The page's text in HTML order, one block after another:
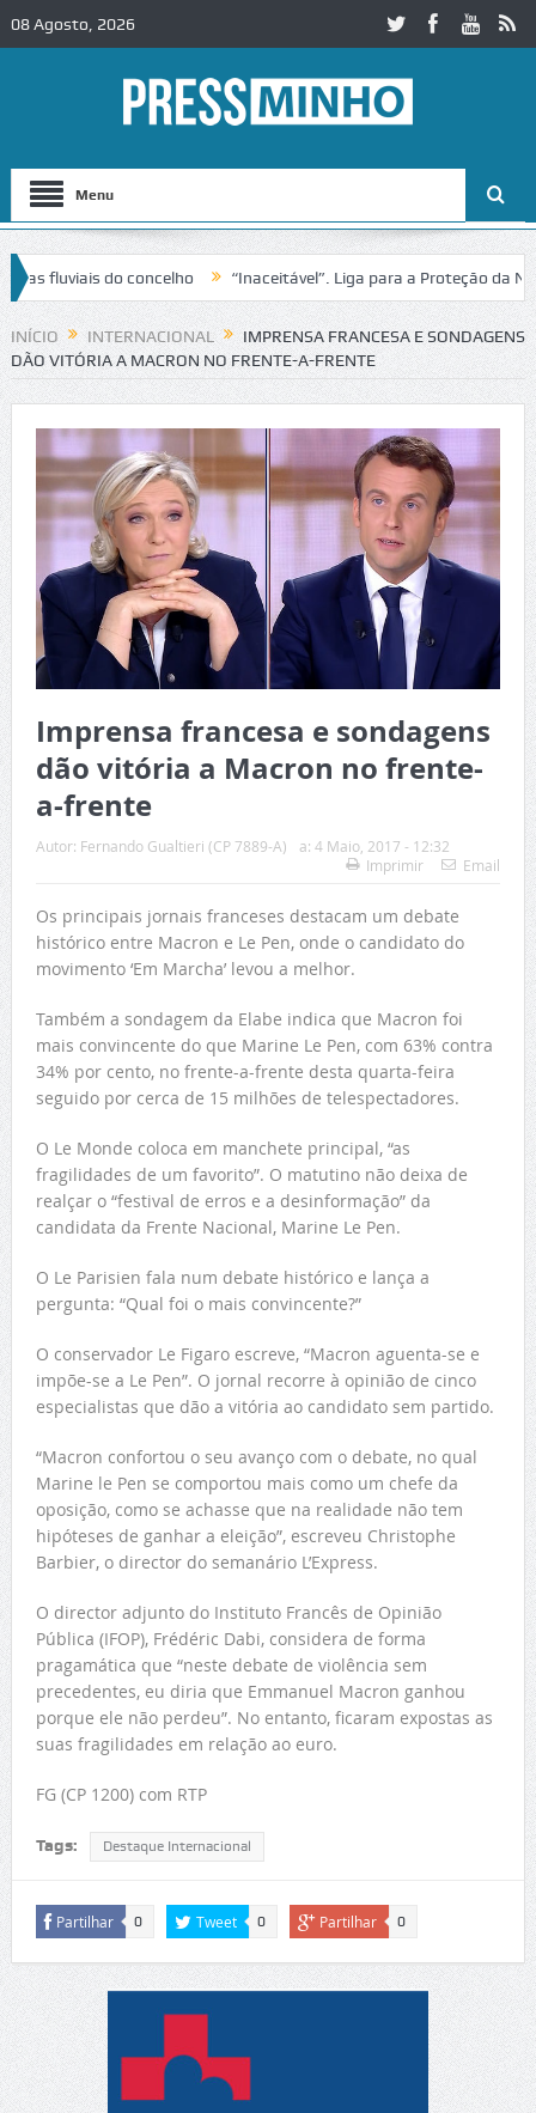
08 Agosto, 2026
Menu
fluviais do concelho “Inaceitável”. Liga para a Proteção da
no IC2 em Alcobaça Igreja do Castelo de Cerveira
INÍCIO INTERNACIONAL
IMPRENSA FRANCESA E SONDAGENS
DÃO VITÓRIA A MACRON NO FRENTE-A-FRENTE
Imprensa francesa e sondagens
dão vitória a Macron no frente-
a-frente
Autor: Fernando Gualtieri (CP 7889-A) a: 4 Maio, 2017 - 12:32
Imprimir
Email
Os principais jornais franceses destacam um debate
histórico entre Macron e Le Pen, onde o candidato do
movimento ‘Em Marcha’ levou a melhor.
Também a sondagem da Elabe indica que Macron foi
mais convincente do que Marine Le Pen, com 63% contra
34% por cento, no frente-a-frente desta quarta-feira
seguido por cerca de 15 milhões de telespectadores.
O Le Monde coloca em manchete principal, “as
fragilidades de um favorito”. O matutino não deixa de
realçar o “festival de erros e a desinformação” da
candidata da Frente Nacional, Marine Le Pen.
O Le Parisien fala num debate histórico e lança a
pergunta: “Qual foi o mais convincente?”
O conservador Le Figaro escreve, “Macron aguenta-se e
impõe-se a Le Pen”. O jornal recorre à opinião de cinco
especialistas que dão a vitória ao candidato sem partido.
“Macron confortou o seu avanço com o debate, no qual
Marine le Pen se comportou mais como um chefe da
oposição, como se achasse que na realidade não tem
hipóteses de ganhar a eleição”, escreveu Christophe
Barbier, o director do semanário L’Express.
O director adjunto do Instituto Francês de Opinião
Pública (IFOP), Frédéric Dabi, considera de forma
pragamática que “neste debate de violência sem
precedentes, eu diria que Emmanuel Macron ganhou
porque ele não perdeu”. No entanto, ficaram expostas as
suas fragilidades em relação ao euro.
FG (CP 1200) com RTP
Tags: Destaque Internacional
Partilhar 0 Tweet 0 Partilhar 0